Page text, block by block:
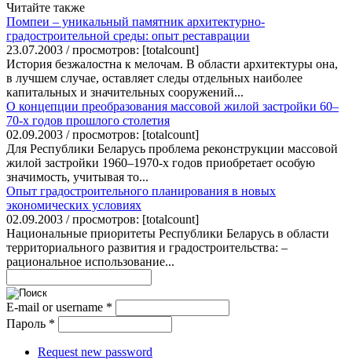
Читайте также
Помпеи – уникальный памятник архитектурно-
градостроительной среды: опыт реставрации
23.07.2003 / просмотров: [totalcount]
История безжалостна к мелочам. В области архитектуры она,
в лучшем случае, оставляет следы отдельных наиболее
капитальных и значительных сооружений...
О концепции преобразования массовой жилой застройки 60–
70-х годов прошлого столетия
02.09.2003 / просмотров: [totalcount]
Для Республики Беларусь проблема реконструкции массовой
жилой застройки 1960–1970-х годов приобретает особую
значимость, учитывая то...
Опыт градостроительного планирования в новых
экономических условиях
02.09.2003 / просмотров: [totalcount]
Национальные приоритеты Республики Беларусь в области
территориального развития и градостроительства: –
рациональное использование...
E-mail or username *
Пароль *
Request new password